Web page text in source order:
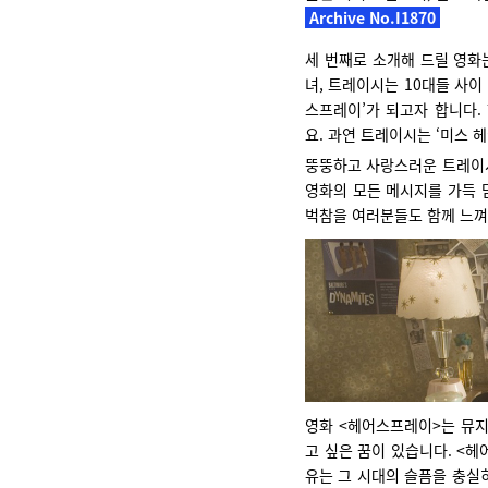
Archive No.I1870
세 번째로 소개해 드릴 영
녀, 트레이시는 10대들 사이
스프레이’가 되고자 합니
요. 과연 트레이시는 ‘미스
뚱뚱하고 사랑스러운 트레
영화의 모든 메시지를 가득
벅참을 여러분들도 함께 느
영화 <헤어스프레이>는 뮤
고 싶은 꿈이 있습니다. <헤
유는 그 시대의 슬픔을 충실